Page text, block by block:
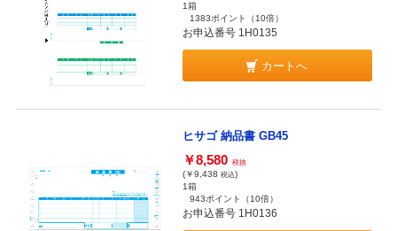
1箱
1383ポイント
（10倍）
お申込番号 1H0135
カートへ
ヒサゴ 納品書 GB45
￥8,580 税抜
(￥9,438 税込)
1箱
943ポイント
（10倍）
お申込番号 1H0136